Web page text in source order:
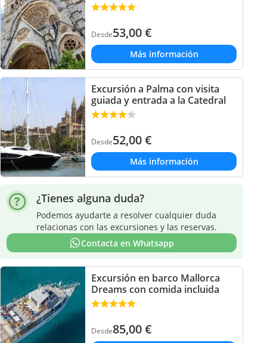
Desde53,00€
Más información
Excursión a Palma con visita
guiada y entrada a la Catedral
Desde52,00€
Más información
¿Tienes alguna duda?
Podemos ayudarte a resolver cualquier duda
relacionas con las excursiones y las reservas.
Contacta en Whatsapp
Excursión en barco Mallorca
Dreams con comida incluida
Desde85,00€